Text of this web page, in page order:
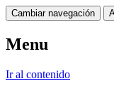
Cambiar navegación
Menu
Ir al contenido